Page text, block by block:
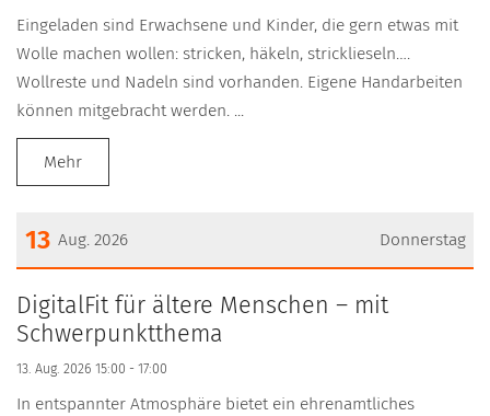
Eingeladen sind Erwachsene und Kinder, die gern etwas mit
Wolle machen wollen: stricken, häkeln, stricklieseln….
Wollreste und Nadeln sind vorhanden. Eigene Handarbeiten
können mitgebracht werden. ...
Mehr
Donnerstag
13 Aug. 2026
Datum: 13. August 2026
DigitalFit für ältere Menschen – mit
Schwerpunktthema
13. Aug. 2026 15:00 - 17:00
In entspannter Atmosphäre bietet ein ehrenamtliches